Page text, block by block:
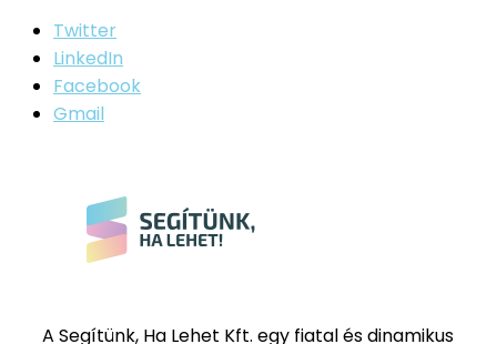
Twitter
LinkedIn
Facebook
Gmail
A Segítünk, Ha Lehet Kft. egy fiatal és dinamikus